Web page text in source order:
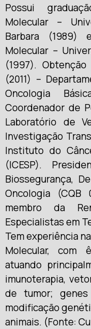
Possui
Molecular –
Barbara (1989)
Molecular –
(1997).
(2011) –
Oncologia
Coordenador de
Laboratório de
Investigação
Instituto do
(ICESP).
Biossegurança,
Oncologia (CQB
membro da
Especialistas em
Tem experiência
Molecular, com
atuando
imunoterapia,
de tumor; genes
modificação
animais. (Fonte: